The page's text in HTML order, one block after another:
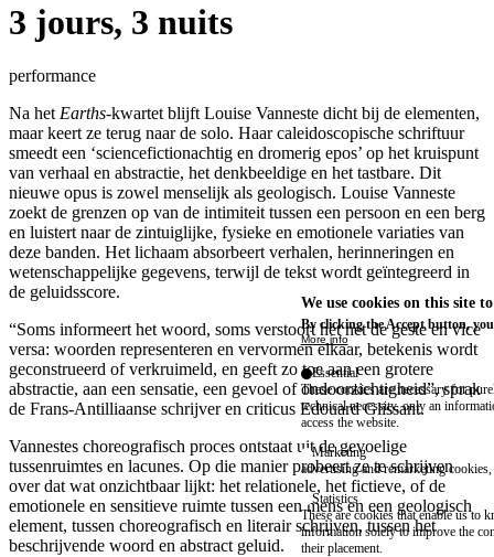
3 jours, 3 nuits
performance
Na het Earths-kwartet blijft Louise Vanneste dicht bij de elementen,
maar keert ze terug naar de solo. Haar caleidoscopische schriftuur
smeedt een ‘sciencefictionachtig en dromerig epos’ op het kruispunt
van verhaal en abstractie, het denkbeeldige en het tastbare. Dit
nieuwe opus is zowel menselijk als geologisch. Louise Vanneste
zoekt de grenzen op van de intimiteit tussen een persoon en een berg
en luistert naar de zintuiglijke, fysieke en emotionele variaties van
deze banden. Het lichaam absorbeert verhalen, herinneringen en
wetenschappelijke gegevens, terwijl de tekst wordt geïntegreerd in
de geluidsscore.
“Soms informeert het woord, soms verstoort het net de geste en vice
versa: woorden representeren en vervormen elkaar, betekenis wordt
geconstrueerd of verkruimeld, en geeft zo toe aan een grotere
abstractie, aan een sensatie, een gevoel of ondoorzichtigheid”, sprak
de Frans-Antilliaanse schrijver en criticus Edouard Glissant.
Vannestes choreografisch proces ontstaat uit de gevoelige
tussenruimtes en lacunes. Op die manier probeert ze te schrijven
over dat wat onzichtbaar lijkt: het relationele, het fictieve, of de
emotionele en sensitieve ruimte tussen een mens en een geologisch
element, tussen choreografisch en literair schrijven, tussen het
beschrijvende woord en abstract geluid.
We use cookies on this site
By clicking the Accept button,
More info
Essential
These cookies are necessary for
technical necessity, only an
access the website.
Marketing
advertising and remarketing cookies,
Statistics
These are cookies that enable us to
information solely to improve the
their placement.